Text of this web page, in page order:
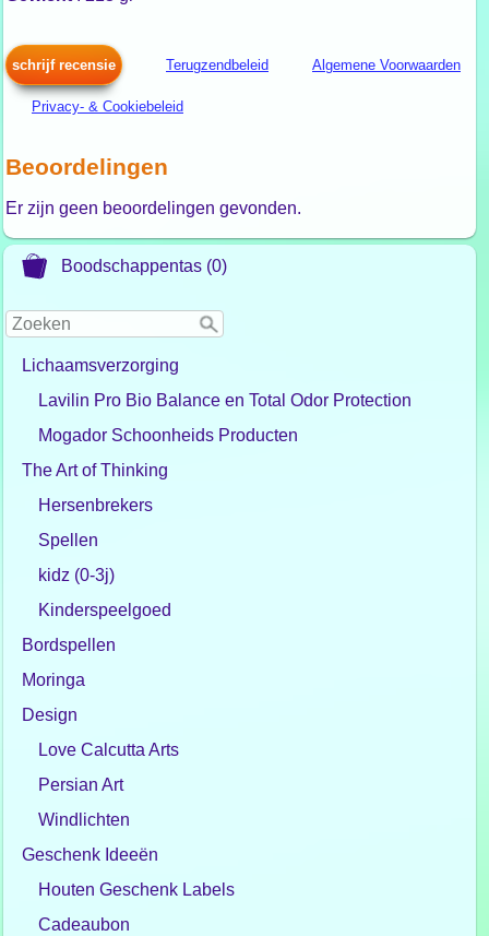
Boodschappentas (0)
Lichaamsverzorging
Lavilin Pro Bio Balance en Total Odor Protection
Mogador Schoonheids Producten
The Art of Thinking
Hersenbrekers
Spellen
kidz (0-3j)
Kinderspeelgoed
Bordspellen
Moringa
Design
Love Calcutta Arts
Persian Art
Windlichten
Geschenk Ideeën
Houten Geschenk Labels
Cadeaubon
schrijf recensie Terugzendbeleid Algemene Voorwaarden
Privacy- & Cookiebeleid
Beoordelingen
Er zijn geen beoordelingen gevonden.